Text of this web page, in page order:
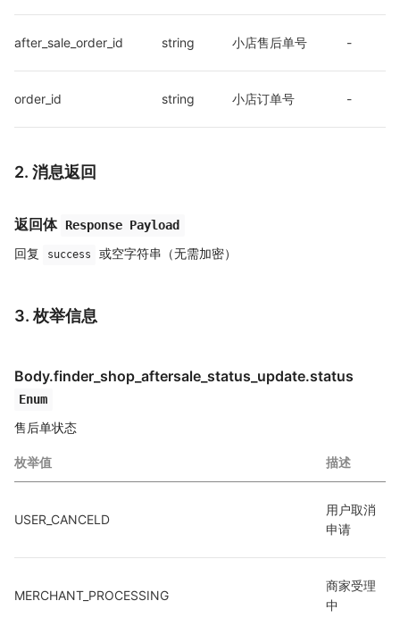
after_sale_order_id string 小店售后单号 -
order_id string 小店订单号 -
2. 消息返回
返回体 Response Payload
回复 success 或空字符串（无需加密）
3. 枚举信息
Body.finder_shop_aftersale_status_update.status
Enum
售后单状态
枚举值 描述
USER_CANCELD
用户取消
申请
MERCHANT_PROCESSING
商家受理
中